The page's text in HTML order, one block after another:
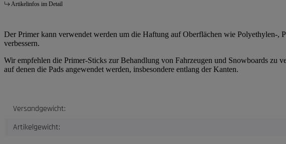
Artikelinfos im Detail
Der Primer kann verwendet werden um die Haftung auf Oberflächen wie
verbessern.
Wir empfehlen die Primer-Sticks zur Behandlung von Fahrzeugen und Snowboards zu
auf denen die Pads angewendet werden, insbesondere entlang der Kanten.
Produkteigenschaft
Wert
Versandgewicht:
Artikelgewicht: